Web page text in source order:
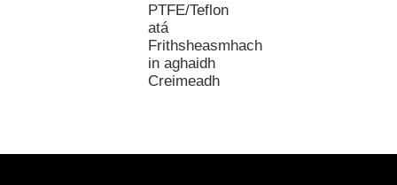
PTFE/Teflon
atá
Frithsheasmhach
in aghaidh
Creimeadh